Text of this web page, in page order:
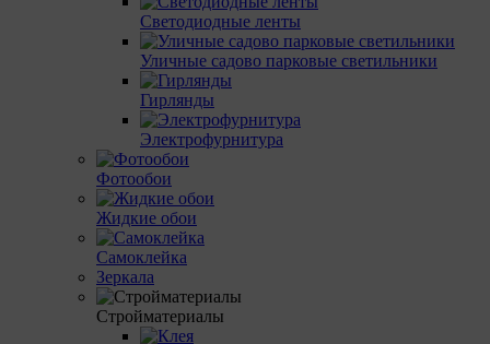
Светодиодные ленты
Уличные садово парковые светильники
Гирлянды
Электрофурнитура
Фотообои
Жидкие обои
Самоклейка
Зеркала
Стройматериалы